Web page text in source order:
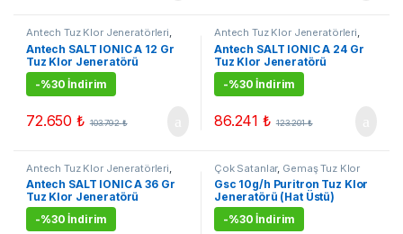
Antech Tuz Klor Jeneratörleri,
Çok Satanlar ,Kampanyalı
Ürünler, Tuz Klor Jenerarörleri
Antech SALT IONIC A 12 Gr
Tuz Klor Jeneratörü
-%30 İndirim
72.650₺ 103.792₺
Antech Tuz Klor Jeneratörleri,
Çok Satanlar ,Kampanyalı
Ürünler, Tuz Klor Jenerarörleri
Antech SALT IONIC A 24 Gr
Tuz Klor Jeneratörü
-%30 İndirim
86.241₺ 123.201₺
Antech Tuz Klor Jeneratörleri
Çok Satanlar ,Kampanyalı
Ürünler, Tuz Klor Jenerarörleri
Antech SALT IONIC A 36 Gr
Tuz Klor Jeneratörü
-%30 İndirim
Çok Satanlar, Gemaş Tuz Klor
Jeneratörleri, Kampanyalı
Ürünler,Tuz Klor Jenerarörleri
Gsc 10g/h Puritron Tuz Klor
Jeneratörü (Hat Üstü)
-%30 İndirim